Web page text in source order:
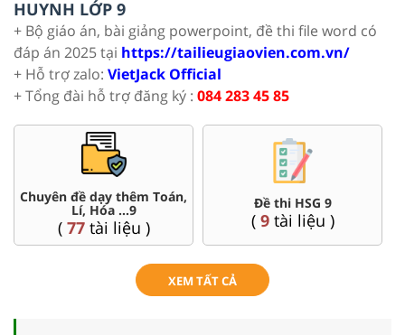
HUYNH LỚP 9
+ Bộ giáo án, bài giảng powerpoint, đề thi file word có
đáp án 2025 tại https://tailieugiaovien.com.vn/
+ Hỗ trợ zalo: VietJack Official
+ Tổng đài hỗ trợ đăng ký : 084 283 45 85
Chuyên đề dạy thêm Toán,
Lí, Hóa ...9
( 77tài liệu )
Đề thi HSG 9
( 9tài liệu )
XEM TẤT CẢ